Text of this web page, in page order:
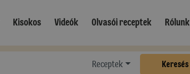
Kisokos Videók Olvasói receptek Rólunk
Receptek Keresés